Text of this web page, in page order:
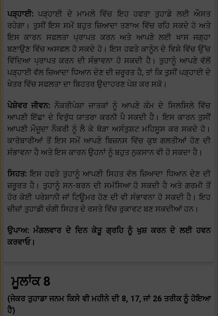
ਪੜ੍ਹਾਈ:ਪੜ੍ਹਾਈ ਦੇ ਮਾਮਲੇ ਵਿੱਚ ਇਹ ਹਫਤਾ ਤੁਹਾਡੇ ਲਈ ਔਸਤ
ਰਹੇਗਾ। ਤੁਸੀਂ ਇਸ ਸਮੇਂ ਬਹੁਤ ਜ਼ਿਆਦਾ ਤਣਾਅ ਵਿੱਚ ਰਹਿ ਸਕਦੇ ਹੋ ਅਤੇ
ਇਸ ਕਾਰਨ ਸਫਲਤਾ ਪ੍ਰਾਪਤ ਕਰਨ ਅਤੇ ਆਪਣੇ ਲਈ ਖਾਸ ਜਗ੍ਹਾ
ਬਣਾਉਣ ਵਿੱਚ ਅਸਫਲ ਹੋ ਸਕਦੇ ਹੋ। ਇਸ ਹਫਤੇ ਕਾਨੂੰਨ ਦੇ ਵਿਸ਼ੇ ਵਿੱਚ ਉੱਚ
ਵਿੱਦਿਆ ਪ੍ਰਾਪਤ ਕਰਨ ਦੀ ਸੰਭਾਵਨਾ ਹੋ ਸਕਦੀ ਹੈ। ਤੁਹਾਨੂੰ ਆਪਣੇ ਵੱਲੋਂ
ਪੜ੍ਹਾਈ ਵੱਲ ਜ਼ਿਆਦਾ ਧਿਆਨ ਦੇਣ ਦੀ ਜ਼ਰੂਰਤ ਹੈ, ਤਾਂ ਕਿ ਤੁਸੀਂ ਪੜ੍ਹਾਈ ਦੇ
ਖੇਤਰ ਵਿੱਚ ਸਫਲਤਾ ਦਾ ਬਿਹਤਰ ਉਦਾਹਰਣ ਪੇਸ਼ ਕਰ ਸਕੋ।
ਪੇਸ਼ੇਵਰ ਜੀਵਨ: ਨੌਕਰੀਪੇਸ਼ਾ ਜਾਤਕਾਂ ਨੂੰ ਆਪਣੇ ਕੰਮ ਦੇ ਸਿਲਸਿਲੇ ਵਿੱਚ
ਆਪਣੀ ਇੱਛਾ ਦੇ ਵਿਰੁੱਧ ਯਾਤਰਾ ਕਰਨੀ ਪੈ ਸਕਦੀ ਹੈ। ਇਸ ਕਾਰਨ ਤੁਸੀਂ
ਆਪਣੀ ਮੌਜੂਦਾ ਨੌਕਰੀ ਨੂੰ ਲੈ ਕੇ ਥੋੜਾ ਅਸੰਤੁਸ਼ਟ ਮਹਿਸੂਸ ਕਰ ਸਕਦੇ ਹੋ।
ਕਾਰੋਬਾਰੀਆਂ ਤੋਂ ਇਸ ਸਮੇਂ ਆਪਣੇ ਬਿਜ਼ਨਸ ਵਿੱਚ ਕੁਝ ਗਲਤੀਆਂ ਹੋਣ ਦੀ
ਸੰਭਾਵਨਾ ਹੈ ਅਤੇ ਇਸ ਕਾਰਨ ਉਹਨਾਂ ਨੂੰ ਬਹੁਤ ਨੁਕਸਾਨ ਵੀ ਹੋ ਸਕਦਾ ਹੈ।
ਸਿਹਤ:ਇਸ ਹਫਤੇ ਤੁਹਾਨੂੰ ਆਪਣੀ ਸਿਹਤ ਵੱਲ ਜ਼ਿਆਦਾ ਧਿਆਨ ਦੇਣ ਦੀ
ਜ਼ਰੂਰਤ ਹੈ। ਤੁਹਾਨੂੰ ਸਨ-ਬਰਨ ਦੀ ਸਮੱਸਿਆ ਹੋ ਸਕਦੀ ਹੈ ਅਤੇ ਗਰਮੀ ਤੋਂ
ਹੋਰ ਕੋਈ ਪਰੇਸ਼ਾਨੀ ਜਾਂ ਟਿਊਮਰ ਹੋਣ ਦੀ ਵੀ ਸੰਭਾਵਨਾ ਹੋ ਸਕਦੀ ਹੈ। ਇਹ
ਚੀਜ਼ਾਂ ਤੁਹਾਡੀ ਚੰਗੀ ਸਿਹਤ ਦੇ ਰਸਤੇ ਵਿੱਚ ਰੁਕਾਵਟ ਬਣ ਸਕਦੀਆਂ ਹਨ।
ਉਪਾਅ: ਮੰਗਲਵਾਰ ਦੇ ਦਿਨ ਕੇਤੂ ਗ੍ਰਹਿ ਨੂੰ ਖੁਸ਼ ਕਰਨ ਦੇ ਲਈ ਹਵਨ
ਕਰਵਾਓ।
ਮੂਲਾਂਕ 8
(ਜੇਕਰ ਤੁਹਾਡਾ ਜਨਮ ਕਿਸੇ ਵੀ ਮਹੀਨੇ ਦੀ 8, 17, ਜਾਂ 26 ਤਰੀਕ ਨੂੰ ਹੋਇਆ
ਹੈ)